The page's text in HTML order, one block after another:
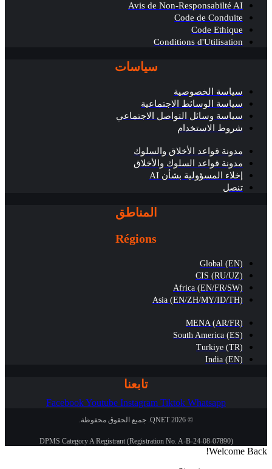
Avis de Non-Responsabilté AI
Code de Conduite
Code Ethique
Conditions d'Utilisation
سياسات
سياسة الخصوصية
سياسة الوسائط الاجتماعية
سياسة وسائل التواصل الاجتماعي
شروط الاستخدام
مدونة قواعد الأخلاق والسلوك
مدونة قواعد السلوك والأخلاق
إخلاء المسؤولية بشأن AI
تنصل
المناطق
Régions
Global (EN)
CIS (RU/UZ)
Africa (EN/FR/SW)
Asia (EN/ZH/MY/ID/TH)
MENA (AR/FR)
South America (ES)
Turkiye (TR)
India (EN)
تابعنا
FacebookYoutube Instagram Tiktok Whatsapp
© 2026 QNET. جميع الحقوق محفوظة.
DPMS Category A Registrant (Registration No. A-B-24-08-07890)
Welcome Back!